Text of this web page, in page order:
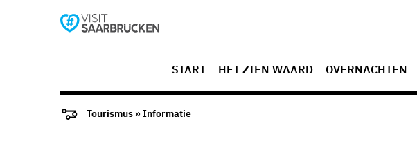
START HET ZIEN WAARD OVERNACHTEN
Tourismus » Informatie